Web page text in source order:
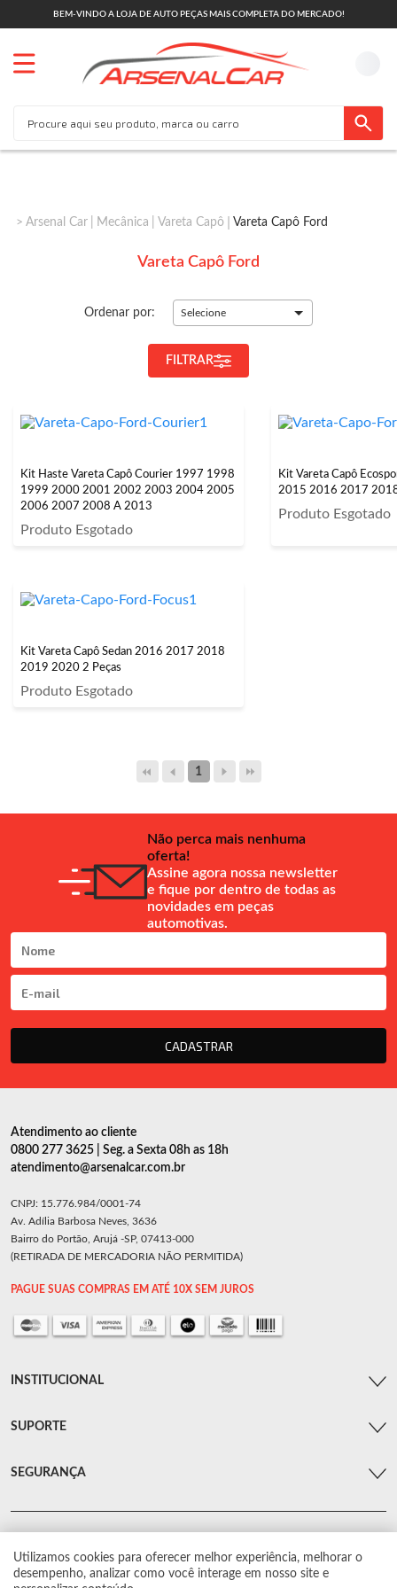
BEM-VINDO A LOJA DE AUTO PEÇAS MAIS COMPLETA DO MERCADO!
Arsenal Car Mecânica Vareta Capô Vareta Capô Ford
Vareta Capô Ford
Ordenar por: Selecione
FILTRAR
Kit Haste Vareta Capô Courier 1997 1998
1999 2000 2001 2002 2003 2004 2005
2006 2007 2008 A 2013
Produto Esgotado
Kit Vareta Capô
2015 2016 2017
Produto Esgotado
Kit Vareta Capô Sedan 2016 2017 2018
2019 2020 2 Peças
Produto Esgotado
1
Não perca mais nenhuma
oferta!
Assine agora nossa newsletter
e fique por dentro de todas as
novidades em peças
automotivas.
CADASTRAR
Utilizamos cookies para oferecer melhor experiência, melhorar o
desempenho, analizar como você interage em nosso site e
Atendimento ao cliente
0800 277 3625 | Seg. a Sexta 08h as 18h
atendimento@arsenalcar.com.br
CNPJ: 15.776.984/0001-74
Av. Adília Barbosa Neves, 3636
Bairro do Portão, Arujá -SP, 07413-000
(RETIRADA DE MERCADORIA NÃO PERMITIDA)
PAGUE SUAS COMPRAS EM ATÉ 10X SEM JUROS
INSTITUCIONAL
SUPORTE
SEGURANÇA
© Arsenal Car. Todos os direitos reservados.
Proibida reprodução total ou parcial. Preços e estoque sujeito a alterações sem